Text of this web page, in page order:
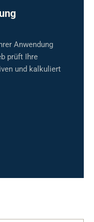
Anwendung
prüft Ihre
und kalkuliert